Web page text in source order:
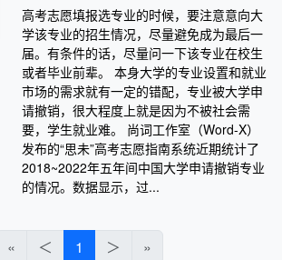
高考志愿填报选专业的时候，要注意意向大
学该专业的招生情况，尽量避免成为最后一
届。有条件的话，尽量问一下该专业在校生
或者毕业前辈。 本身大学的专业设置和就业
市场的需求就有一定的错配，专业被大学申
请撤销，很大程度上就是因为不被社会需
要，学生就业难。 尚词工作室（Word-X）
发布的“思未”高考志愿指南系统近期统计了
2018~2022年五年间中国大学申请撤销专业
的情况。数据显示，过...
« ＜ 1 ＞ »